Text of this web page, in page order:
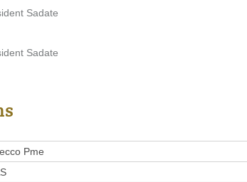
Sadate
Sadate
Pme